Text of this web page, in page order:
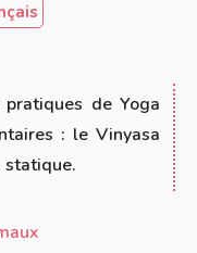
de Yoga
: le Vinyasa
statique.